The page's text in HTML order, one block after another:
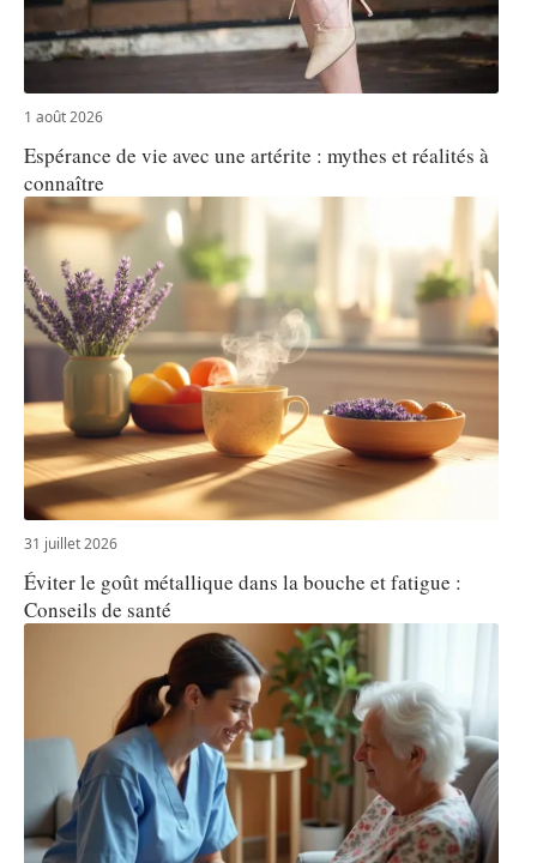
1 août 2026
Espérance de vie avec une artérite : mythes et réalités à
connaître
31 juillet 2026
Éviter le goût métallique dans la bouche et fatigue :
Conseils de santé